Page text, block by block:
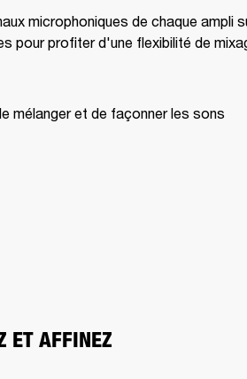
microphoniques de chaque ampli
pour profiter d'une flexibilité de
mélanger et de façonner les sons
ET AFFINEZ